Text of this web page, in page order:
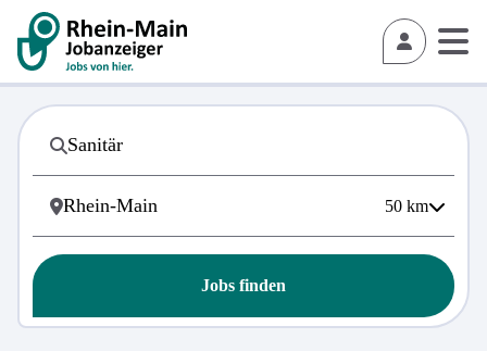
50 km
Jobs finden